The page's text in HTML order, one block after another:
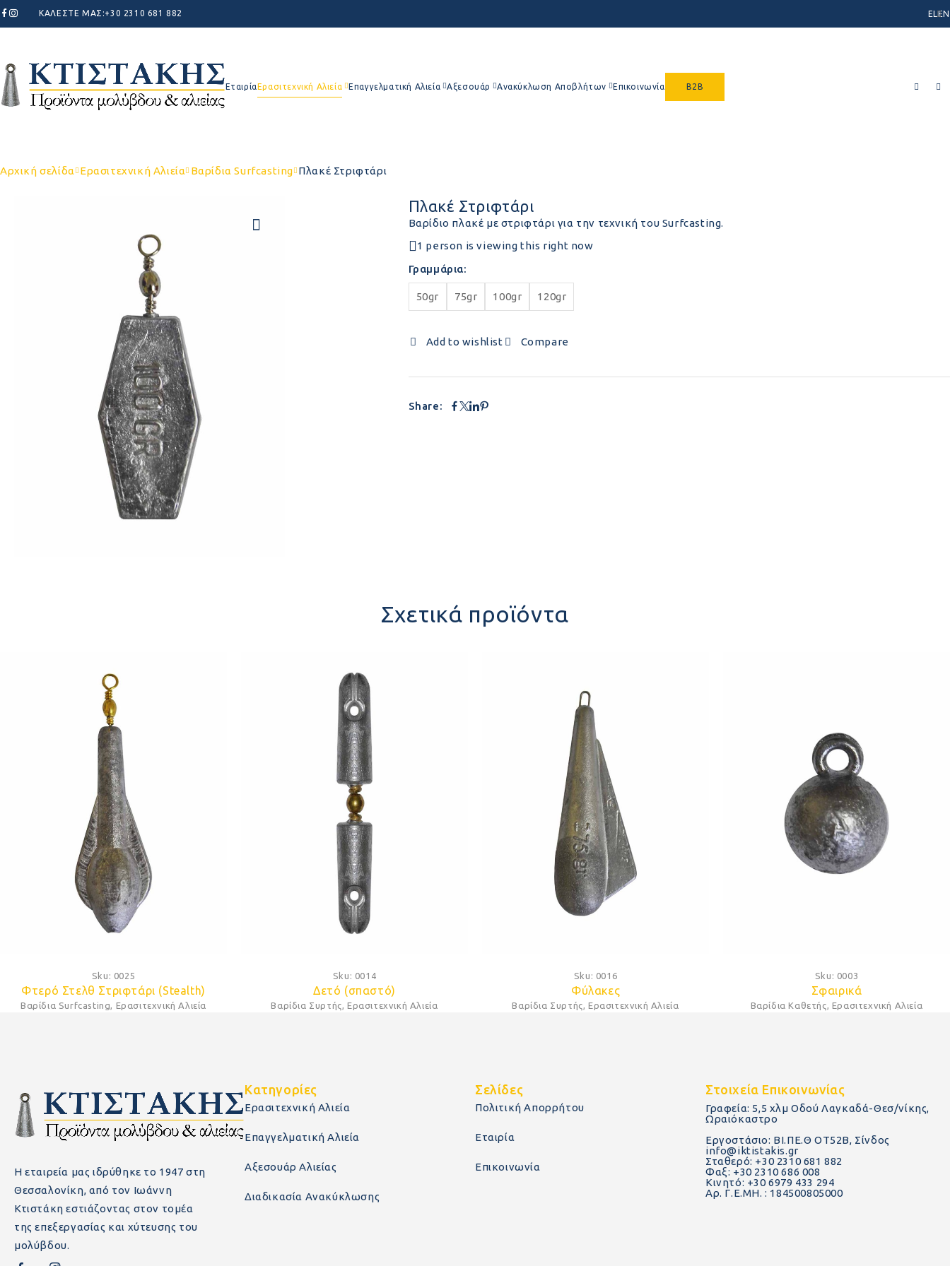
ΚΑΛΕΣΤΕ ΜΑΣ:+30 2310 681 882 ELEN
ΕταιρίαΕρασιτεχνική Αλιεία Επαγγελματική Αλιεία Αξεσουάρ Ανακύκλωση Αποβλήτων Επικοινωνία B2B
Αρχική σελίδα Ερασιτεχνική Αλιεία Βαρίδια Surfcasting Πλακέ Στριφτάρι
Πλακέ Στριφτάρι
Bαρίδιο πλακέ με στριφτάρι για την τεχνική του Surfcasting.
1 person is viewing this right now
Γραμμάρια
50gr 75gr 100gr 120gr
Add to wishlist Compare
Share:
Σχετικά προϊόντα
Sku: 0025
Φτερό Στελθ Στριφτάρι (Stealth)
Βαρίδια Surfcasting, Ερασιτεχνική Αλιεία
Sku: 0014
Δετό (σπαστό)
Βαρίδια Συρτής,Ερασιτεχνική Αλιεία
Sku: 0016
Φύλακες
Βαρίδια Συρτής,Ερασιτεχνική Αλιεία
Sku: 0003
Σφαιρικά
Βαρίδια Καθετής, Ερασιτεχνική Αλιεία
Η εταιρεία μας ιδρύθηκε το 1947 στη
Θεσσαλονίκη, από τον Ιωάννη
Κτιστάκη εστιάζοντας στον τομέα
της επεξεργασίας και χύτευσης του
μολύβδου.
Κατηγορίες
Ερασιτεχνική Αλιεία
Επαγγελματική Αλιεία
Αξεσουάρ Αλιείας
Διαδικασία Ανακύκλωσης
Σελίδες
Πολιτική Απορρήτου
Εταιρία
Επικοινωνία
Στοιχεία Επικοινωνίας
Γραφεία: 5,5 χλμ Οδού Λαγκαδά-Θεσ/νίκης,
Ωραιόκαστρο
Εργοστάσιο: ΒΙ.ΠΕ.Θ ΟΤ52Β, Σίνδος
info@iktistakis.gr
Σταθερό: +30 2310 681 882
Φαξ: +30 2310 686 008
Κινητό: +30 6979 433 294
Αρ. Γ.Ε.ΜΗ. : 184500805000